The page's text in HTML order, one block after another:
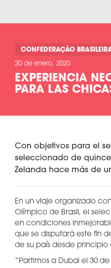
CONFEDERAÇÃO
20 de enero, 2020
EXPERIENCIA
PARA LAS
Con objetivos para el
seleccionado de
Zelanda hace más de
En un viaje organizado
Olímpico de Brasil, el
en condiciones
que se disputará este fin
de su país desde
“Partimos a Dubai el 30